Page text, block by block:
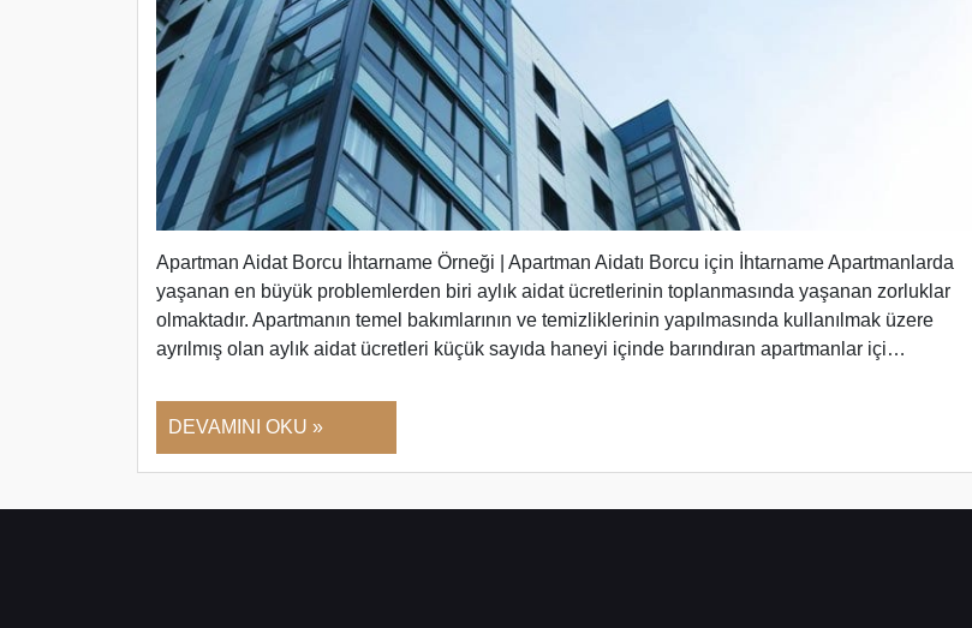
Apartman Aidat Borcu İhtarname Örneği | Apartman Aidatı Borcu için İhtarname Apartmanlarda
yaşanan en büyük problemlerden biri aylık aidat ücretlerinin toplanmasında yaşanan zorluklar
olmaktadır. Apartmanın temel bakımlarının ve temizliklerinin yapılmasında kullanılmak üzere
ayrılmış olan aylık aidat ücretleri küçük sayıda haneyi içinde barındıran apartmanlar içi…
DEVAMINI OKU »